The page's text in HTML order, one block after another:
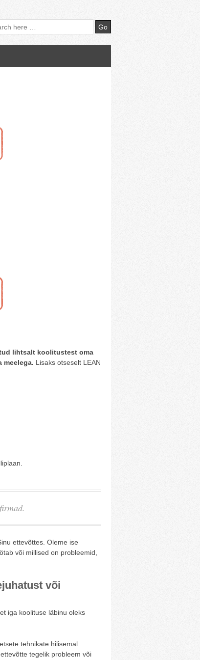
lihtsalt koolitustest oma
meelega. Lisaks otseselt LEAN
ettevõttes. Oleme ise
või millised on probleemid,
või
iga koolituse läbinu oleks
tehnikate hilisemal
tegelik probleem või